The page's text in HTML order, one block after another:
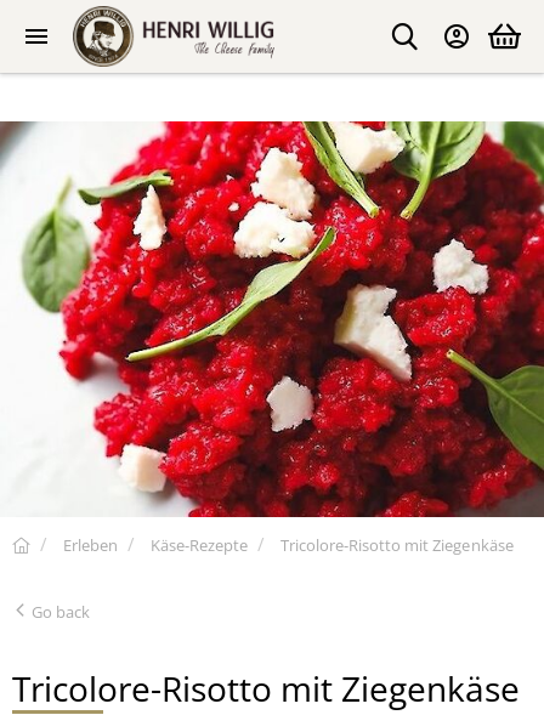
Erleben Käse-Rezepte Tricolore-Risotto mit Ziegenkäse
Go back
Tricolore-Risotto mit Ziegenkäse